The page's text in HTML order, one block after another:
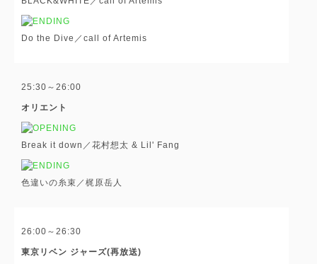
Do the Dive／call of Artemis
25:30～26:00
オリエント
Break it down／花村想太 & Lil' Fang
色違いの糸束／梶原岳人
26:00～26:30
東京リベン ジャーズ(再放送)